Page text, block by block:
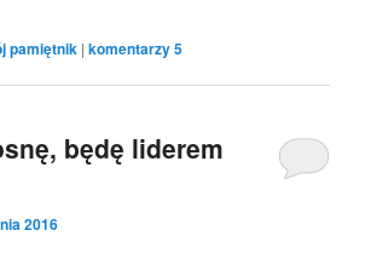
pamiętnik |komentarzy5
będę liderem
2016